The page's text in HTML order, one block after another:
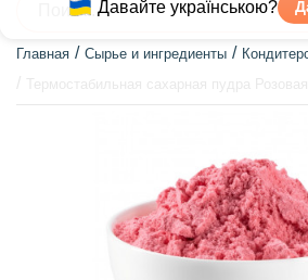
Давайте українською?
Главная Сырье и ингредиенты